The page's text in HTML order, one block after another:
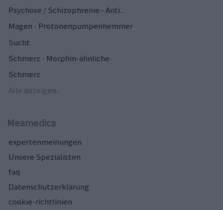
Psychose / Schizophrenie - Anti...
Magen - Protonenpumpenhemmer
Sucht
Schmerz - Morphin-ähnliche
Schmerz
Alle anzeigen...
Meamedica
expertenmeinungen
Unsere Spezialisten
faq
Datenschutzerklärung
cookie-richtlinien